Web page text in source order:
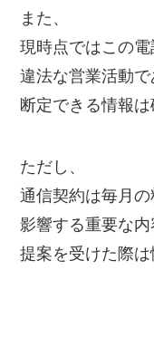
また、
現時点ではこの電
違法な営業活動で
断定できる情報は
ただし、
通信契約は毎月
影響する重要な内
提案を受けた際は